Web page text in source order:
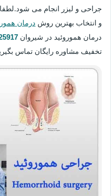
جراحی و لیزر انجام می
و انتخاب بهترین روش درمان
درمان هموروئید در شیروان
تخفیف مشاوره رایگان تماس